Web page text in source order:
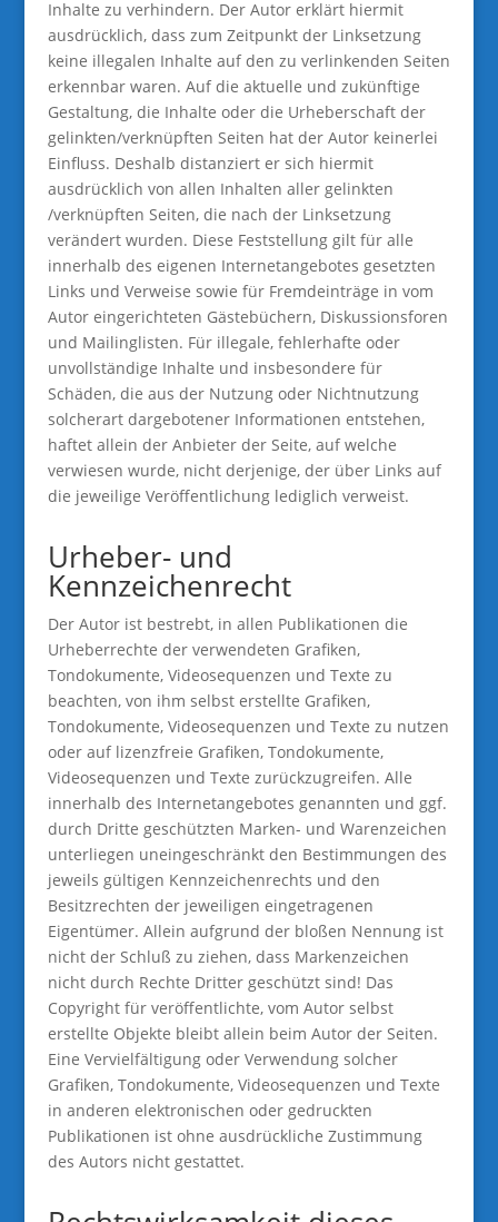
Inhalte zu verhindern. Der Autor erklärt hiermit
ausdrücklich, dass zum Zeitpunkt der Linksetzung
keine illegalen Inhalte auf den zu verlinkenden Seiten
erkennbar waren. Auf die aktuelle und zukünftige
Gestaltung, die Inhalte oder die Urheberschaft der
gelinkten/verknüpften Seiten hat der Autor keinerlei
Einfluss. Deshalb distanziert er sich hiermit
ausdrücklich von allen Inhalten aller gelinkten
/verknüpften Seiten, die nach der Linksetzung
verändert wurden. Diese Feststellung gilt für alle
innerhalb des eigenen Internetangebotes gesetzten
Links und Verweise sowie für Fremdeinträge in vom
Autor eingerichteten Gästebüchern, Diskussionsforen
und Mailinglisten. Für illegale, fehlerhafte oder
unvollständige Inhalte und insbesondere für
Schäden, die aus der Nutzung oder Nichtnutzung
solcherart dargebotener Informationen entstehen,
haftet allein der Anbieter der Seite, auf welche
verwiesen wurde, nicht derjenige, der über Links auf
die jeweilige Veröffentlichung lediglich verweist.
Urheber- und
Kennzeichenrecht
Der Autor ist bestrebt, in allen Publikationen die
Urheberrechte der verwendeten Grafiken,
Tondokumente, Videosequenzen und Texte zu
beachten, von ihm selbst erstellte Grafiken,
Tondokumente, Videosequenzen und Texte zu nutzen
oder auf lizenzfreie Grafiken, Tondokumente,
Videosequenzen und Texte zurückzugreifen. Alle
innerhalb des Internetangebotes genannten und ggf.
durch Dritte geschützten Marken- und Warenzeichen
unterliegen uneingeschränkt den Bestimmungen des
jeweils gültigen Kennzeichenrechts und den
Besitzrechten der jeweiligen eingetragenen
Eigentümer. Allein aufgrund der bloßen Nennung ist
nicht der Schluß zu ziehen, dass Markenzeichen
nicht durch Rechte Dritter geschützt sind! Das
Copyright für veröffentlichte, vom Autor selbst
erstellte Objekte bleibt allein beim Autor der Seiten.
Eine Vervielfältigung oder Verwendung solcher
Grafiken, Tondokumente, Videosequenzen und Texte
in anderen elektronischen oder gedruckten
Publikationen ist ohne ausdrückliche Zustimmung
des Autors nicht gestattet.